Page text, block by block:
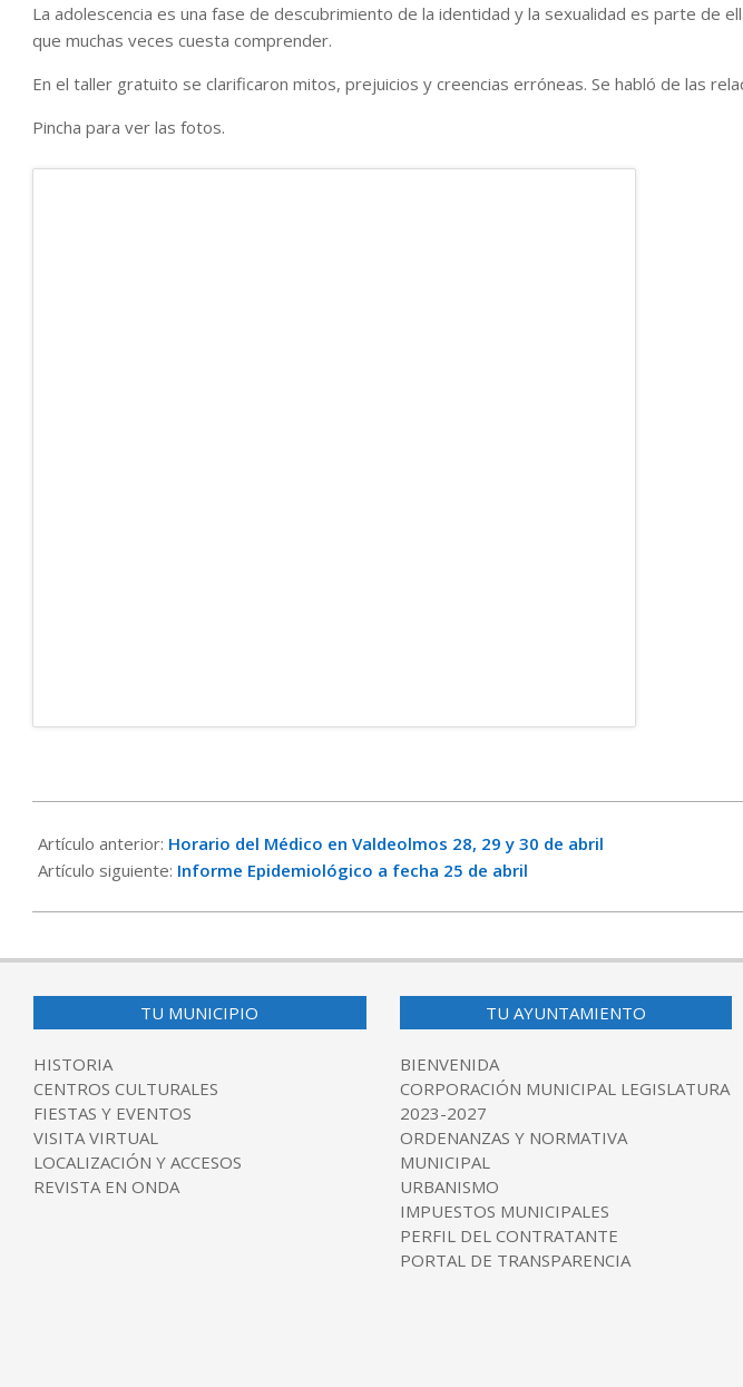
La adolescencia es una fase de descubrimiento de la identidad y la sexualidad es parte de
que muchas veces cuesta comprender.
En el taller gratuito se clarificaron mitos, prejuicios y creencias erróneas. Se habló de las
Pincha para ver las fotos.
04-
27
Artículo anterior: Horario del Médico en Valdeolmos 28, 29 y 30 de abril
Artículo siguiente: Informe Epidemiológico a fecha 25 de abril
TU MUNICIPIO
HISTORIA
CENTROS CULTURALES
FIESTAS Y EVENTOS
VISITA VIRTUAL
LOCALIZACIÓN Y ACCESOS
REVISTA EN ONDA
TU AYUNTAMIENTO
BIENVENIDA
CORPORACIÓN MUNICIPAL LEGISLATURA
2023-2027
ORDENANZAS Y NORMATIVA
MUNICIPAL
URBANISMO
IMPUESTOS MUNICIPALES
PERFIL DEL CONTRATANTE
PORTAL DE TRANSPARENCIA